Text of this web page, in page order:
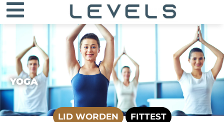
YOGA
LID WORDEN FITTEST